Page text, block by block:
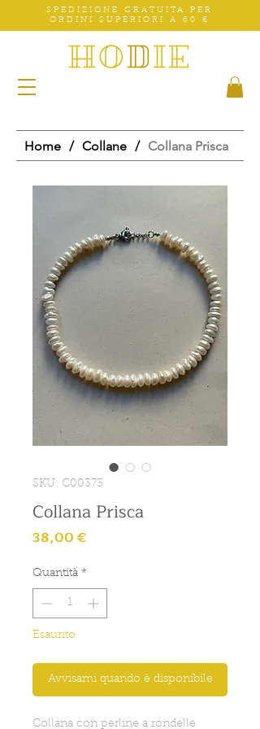
SPEDIZIONE GRATUITA PER
ORDINI SUPERIORI A 60 €
Home / Collane / Collana Prisca
SKU: C00373
Collana Prisca
38,00 €Prezzo
Quantità *
Esaurito
Avvisami quando è disponibile
Collana con perline a rondelle